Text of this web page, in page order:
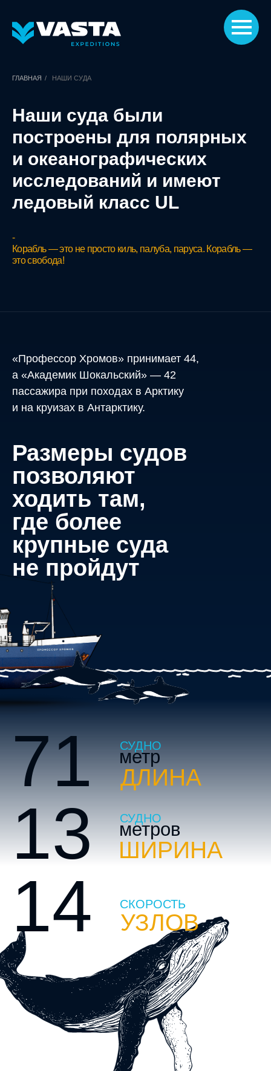
ГЛАВНАЯ / НАШИ СУДА
Наши суда были
построены для полярных
и океанографических
исследований и имеют
ледовый класс UL
-
Корабль — это не просто киль, палуба, паруса. Корабль —
это свобода!
Размеры судов
позволяют
ходить там,
где более
крупные суда
не пройдут
«Профессор Хромов» принимает 44,
а «Академик Шокальский» — 42
пассажира при походах в Арктику
и на круизах в Антарктику.
СУДНО
71 метр
ДЛИНА
СУДНО
13 метров
ШИРИНА
СКОРОСТЬ
14 УЗЛОВ